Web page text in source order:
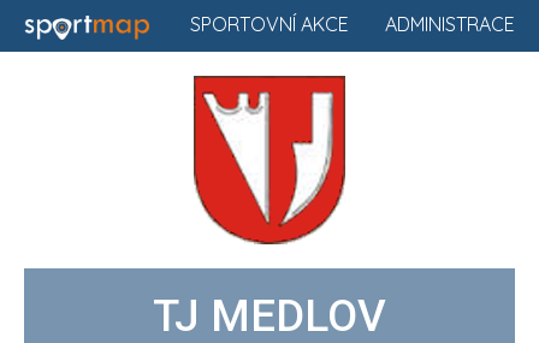
ADMINISTRACE
SPORTOVNÍ AKCE
TJ MEDLOV